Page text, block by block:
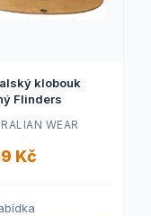
klobouk
Flinders
WEAR
Kč